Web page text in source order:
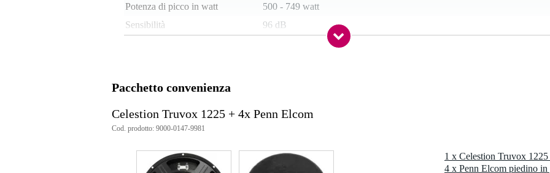
Potenza di picco in watt
500 - 749 watt
Sensibilità
96 dB
Peso e dimensioni imballaggio incluso
Dimensioni(imballaggio incluso) 31,0 x 30,0 x 13,0 cm
Pacchetto convenienza
Celestion Truvox 1225 + 4x Penn Elcom
Cod. prodotto: 9000-0147-9981